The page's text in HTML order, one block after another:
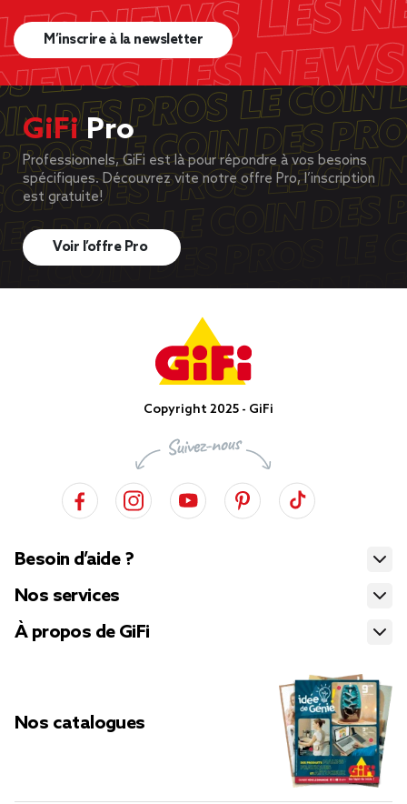
M’inscrire à la newsletter
GiFiPro
Professionnels, GiFi est là pour répondre à vos besoins
spécifiques. Découvrez vite notre offre Pro, l’inscription
est gratuite!
Voir l’offre Pro
Copyright 2025 - GiFi
Besoin d’aide ?
Nos services
À propos de GiFi
Nos catalogues